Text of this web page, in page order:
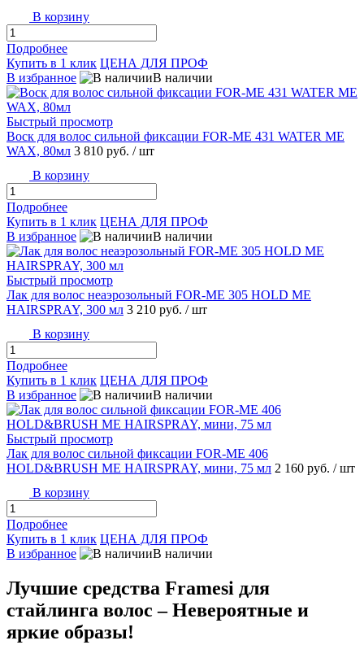
В корзину
Подробнее
Купить в 1 клик ЦЕНА ДЛЯ ПРОФ
В избранное
В наличии
Быстрый просмотр
Воск для волос сильной фиксации FOR-ME 431 WATER ME
WAX, 80мл 3 810 руб. / шт
В корзину
Подробнее
Купить в 1 клик ЦЕНА ДЛЯ ПРОФ
В избранное
В наличии
Быстрый просмотр
Лак для волос неаэрозольный FOR-ME 305 HOLD ME
HAIRSPRAY, 300 мл 3 210 руб. / шт
В корзину
Подробнее
Купить в 1 клик ЦЕНА ДЛЯ ПРОФ
В избранное
В наличии
Быстрый просмотр
Лак для волос сильной фиксации FOR-ME 406
HOLD&BRUSH ME HAIRSPRAY, мини, 75 мл 2 160 руб. / шт
В корзину
Подробнее
Купить в 1 клик ЦЕНА ДЛЯ ПРОФ
В избранное
В наличии
Лучшие средства Framesi для
стайлинга волос – Невероятные и
яркие образы!